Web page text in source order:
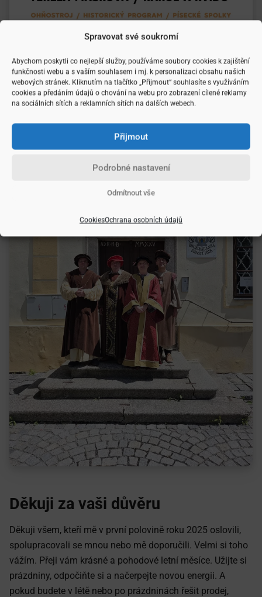
Spravovat své soukromí
Abychom poskytli co nejlepší služby, používáme soubory cookies k zajištění
funkčnosti webu a s vaším souhlasem i mj. k personalizaci obsahu našich
webových stránek. Kliknutím na tlačítko „Přijmout“ souhlasíte s využíváním
cookies a předáním údajů o chování na webu pro zobrazení cílené reklamy
na sociálních sítích a reklamních sítích na dalších webech.
Přijmout
Odmítnout vše
Podrobné nastavení
CookiesOchrana osobních údajů
Děkuji za vaši důvěru
Děkuji všem, kteří mě v první polovině roku 2025 oslovili,
spolupracovali se mnou nebo mě doporučili. Velmi si toho
vážím. Přeji vám krásné a pohodové letní měsíce. Užijte si
prázdniny, odpočiňte si a načerpejte novou energii. A
pokud budete v létě nebo po prázdninách řešit prodej,